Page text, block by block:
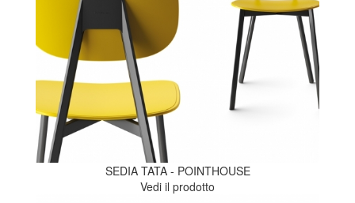
SEDIA TATA - POINTHOUSE
Vedi il prodotto